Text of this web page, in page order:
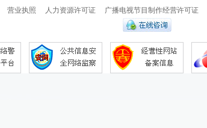
营业执照
人力资源许可证 广播电视节目制作经营许可证